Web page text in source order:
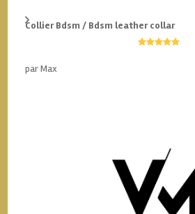
Collier Bdsm / Bdsm leather collar
par Max